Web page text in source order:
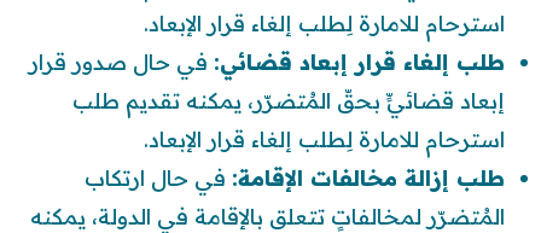
استرحام للامارة لِطلب إلغاء قرار الإبعاد.
طلب إلغاء قرار إبعاد قضائي: في حال صدور قرار
إبعاد قضائيٍّ بحقّ المُتضرّر، يمكنه تقديم طلب
استرحام للامارة لِطلب إلغاء قرار الإبعاد.
طلب إزالة مخالفات الإقامة: في حال ارتكاب
المُتضرّر لمخالفاتٍ تتعلق بالإقامة في الدولة، يمكنه